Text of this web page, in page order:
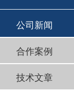
公司新闻
合作案例
技术文章